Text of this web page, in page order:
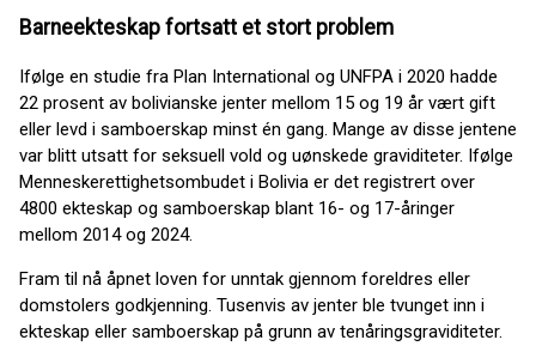
Barneekteskap fortsatt et stort problem
Ifølge en studie fra Plan International og UNFPA i 2020 hadde
22 prosent av bolivianske jenter mellom 15 og 19 år vært gift
eller levd i samboerskap minst én gang. Mange av disse jentene
var blitt utsatt for seksuell vold og uønskede graviditeter. Ifølge
Menneskerettighetsombudet i Bolivia er det registrert over
4800 ekteskap og samboerskap blant 16- og 17-åringer
mellom 2014 og 2024.
Fram til nå åpnet loven for unntak gjennom foreldres eller
domstolers godkjenning. Tusenvis av jenter ble tvunget inn i
ekteskap eller samboerskap på grunn av tenåringsgraviditeter.